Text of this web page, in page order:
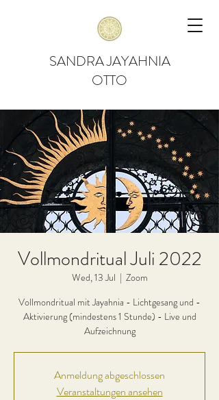
SANDRA JAYAHNIA
OTTO
Vollmondritual Juli 2022
Wed, 13 Jul
  |
Zoom
Vollmondritual mit Jayahnia - Lichtgesang und -
Aktivierung (mindestens 1 Stunde) - Live und
Aufzeichnung
Anmeldung abgeschlossen
Veranstaltungen ansehen